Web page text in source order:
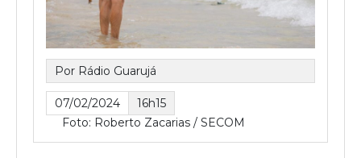
Por Rádio Guarujá
07/02/2024
16h15
Foto: Roberto Zacarias / SECOM